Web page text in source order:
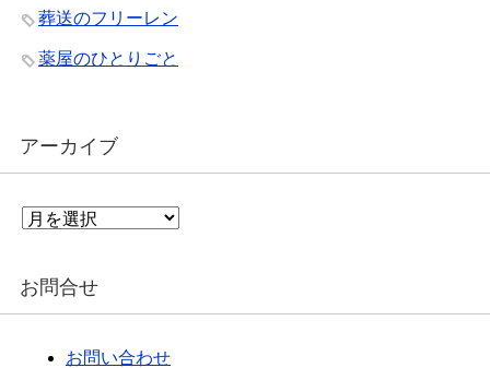
葬送のフリーレン
薬屋のひとりごと
アーカイブ
ア
イ
お問合せ
お問い合わせ